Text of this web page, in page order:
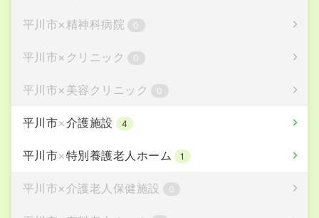
平川市×精神科病院 0
平川市× クリニック 0
平川市× 美容クリニック 0
平川市×介護施設 4
平川市×特別養護老人ホーム 1
平川市× 介護老人保健施設 0